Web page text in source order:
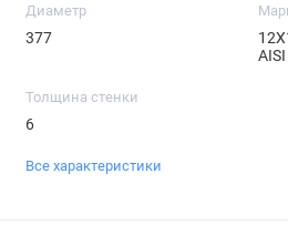
Диаметр
377
AISI
Толщина стенки
6
Все характеристики